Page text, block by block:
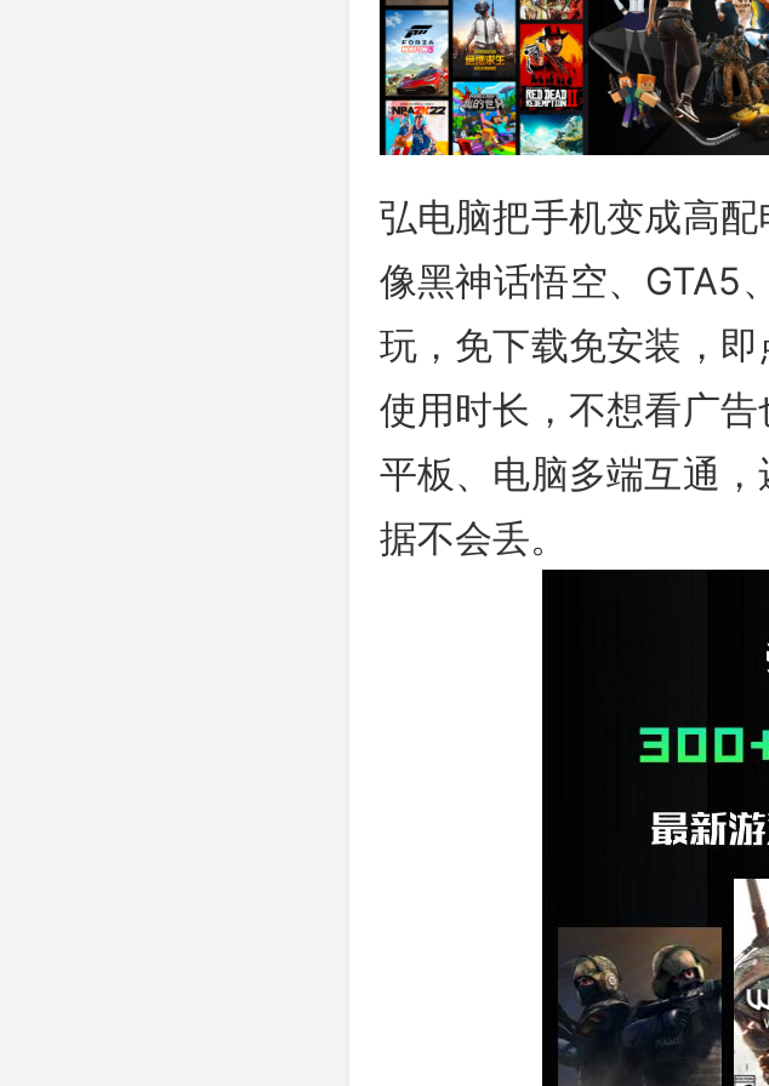
弘电脑把手机变成高配
像黑神话悟空、GTA5
玩，免下载免安装，
使用时长，不想看广告
平板、电脑多端互通
据不会丢。